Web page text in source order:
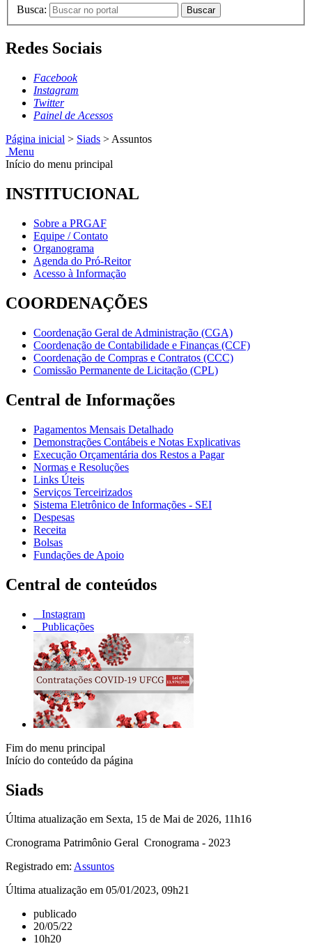
Busca: Buscar
Redes Sociais
Facebook
Instagram
Twitter
Painel de Acessos
Página inicial > Siads > Assuntos
Menu
Início do menu principal
INSTITUCIONAL
Sobre a PRGAF
Equipe / Contato
Organograma
Agenda do Pró-Reitor
Acesso à Informação
COORDENAÇÕES
Coordenação Geral de Administração (CGA)
Coordenação de Contabilidade e Finanças (CCF)
Coordenação de Compras e Contratos (CCC)
Comissão Permanente de Licitação (CPL)
Central de Informações
Pagamentos Mensais Detalhado
Demonstrações Contábeis e Notas Explicativas
Execução Orçamentária dos Restos a Pagar
Normas e Resoluções
Links Úteis
Serviços Terceirizados
Sistema Eletrônico de Informações - SEI
Despesas
Receita
Bolsas
Fundações de Apoio
Central de conteúdos
Instagram
Publicações
Fim do menu principal
Início do conteúdo da página
Siads
Última atualização em Sexta, 15 de Mai de 2026, 11h16
Cronograma Patrimônio Geral Cronograma - 2023
Registrado em: Assuntos
Última atualização em 05/01/2023, 09h21
publicado
20/05/22
10h20